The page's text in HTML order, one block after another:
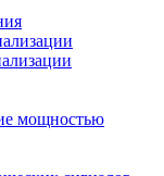
мощностью